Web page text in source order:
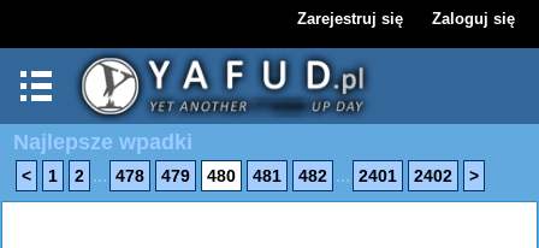
Zarejestruj się Zaloguj się
Najlepsze wpadki
< 1 2 ... 478 479 480 481 482 ... 2401 2402 >